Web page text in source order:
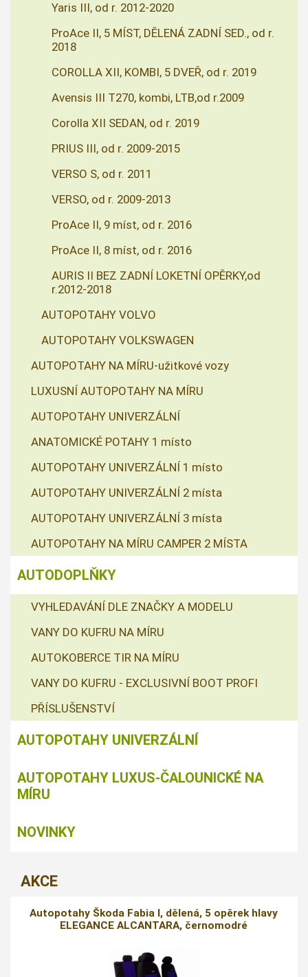
Yaris III, od r. 2012-2020
ProAce II, 5 MÍST, DĚLENÁ ZADNÍ SED., od r.
2018
COROLLA XII, KOMBI, 5 DVEŘ, od r. 2019
Avensis III T270, kombi, LTB,od r.2009
Corolla XII SEDAN, od r. 2019
PRIUS III, od r. 2009-2015
VERSO S, od r. 2011
VERSO, od r. 2009-2013
ProAce II, 9 míst, od r. 2016
ProAce II, 8 míst, od r. 2016
AURIS II BEZ ZADNÍ LOKETNÍ OPĚRKY,od
r.2012-2018
AUTOPOTAHY VOLVO
AUTOPOTAHY VOLKSWAGEN
AUTOPOTAHY NA MÍRU-užitkové vozy
LUXUSNÍ AUTOPOTAHY NA MÍRU
AUTOPOTAHY UNIVERZÁLNÍ
ANATOMICKÉ POTAHY 1 místo
AUTOPOTAHY UNIVERZÁLNÍ 1 místo
AUTOPOTAHY UNIVERZÁLNÍ 2 místa
AUTOPOTAHY UNIVERZÁLNÍ 3 místa
AUTOPOTAHY NA MÍRU CAMPER 2 MÍSTA
AUTODOPLŇKY
VYHLEDAVÁNÍ DLE ZNAČKY A MODELU
VANY DO KUFRU NA MÍRU
AUTOKOBERCE TIR NA MÍRU
VANY DO KUFRU - EXCLUSIVNÍ BOOT PROFI
PŘÍSLUŠENSTVÍ
AUTOPOTAHY UNIVERZÁLNÍ
AUTOPOTAHY LUXUS-ČALOUNICKÉ NA
MÍRU
NOVINKY
AKCE
Autopotahy Škoda Fabia I, dělená, 5 opěrek hlavy
ELEGANCE ALCANTARA, černomodré